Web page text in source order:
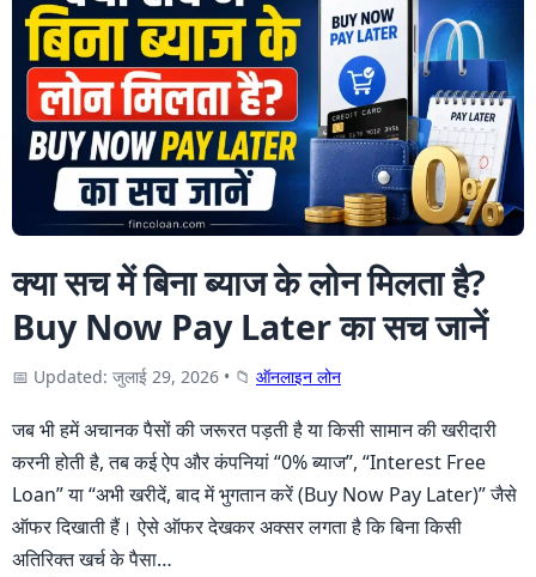
क्या सच में बिना ब्याज के लोन मिलता है?
Buy Now Pay Later का सच जानें
📅 Updated: जुलाई 29, 2026 • 📁 ऑनलाइन लोन
जब भी हमें अचानक पैसों की जरूरत पड़ती है या किसी सामान की खरीदारी
करनी होती है, तब कई ऐप और कंपनियां “0% ब्याज”, “Interest Free
Loan” या “अभी खरीदें, बाद में भुगतान करें (Buy Now Pay Later)” जैसे
ऑफर दिखाती हैं। ऐसे ऑफर देखकर अक्सर लगता है कि बिना किसी
अतिरिक्त खर्च के पैसा…